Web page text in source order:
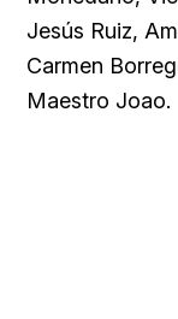
Jesús Ruiz,
Carmen
Maestro Joao.